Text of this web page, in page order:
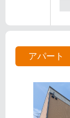
アパート